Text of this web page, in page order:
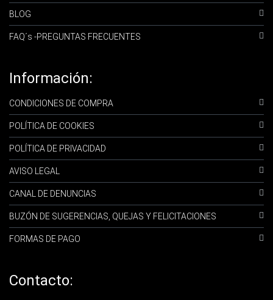
BLOG
FAQ´s -PREGUNTAS FRECUENTES
Información:
CONDICIONES DE COMPRA
POLÍTICA DE COOKIES
POLÍTICA DE PRIVACIDAD
AVISO LEGAL
CANAL DE DENUNCIAS
BUZÓN DE SUGERENCIAS, QUEJAS Y FELICITACIONES
FORMAS DE PAGO
Contacto: